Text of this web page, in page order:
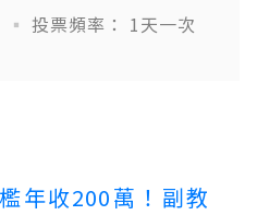
投票頻率： 1天一次
年收200萬！副教